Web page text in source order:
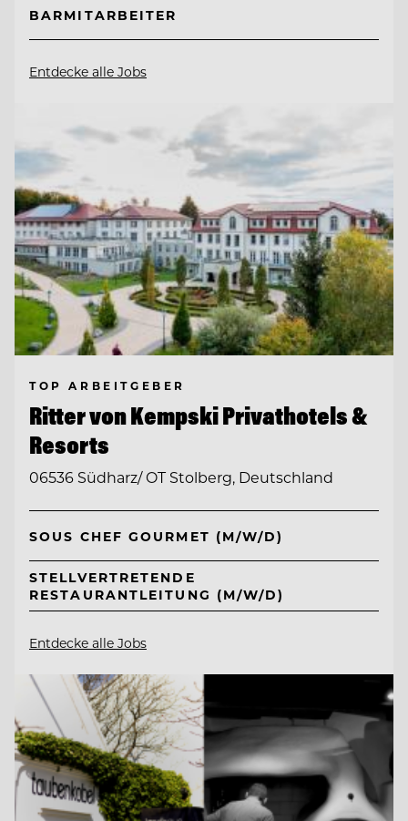
BARMITARBEITER
Entdecke alle Jobs
TOP ARBEITGEBER
Ritter von Kempski Privathotels &
Resorts
06536 Südharz/ OT Stolberg, Deutschland
SOUS CHEF GOURMET (M/W/D)
STELLVERTRETENDE
RESTAURANTLEITUNG (M/W/D)
Entdecke alle Jobs